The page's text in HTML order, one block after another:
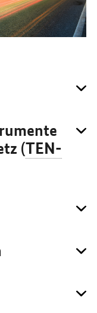
(TEN-